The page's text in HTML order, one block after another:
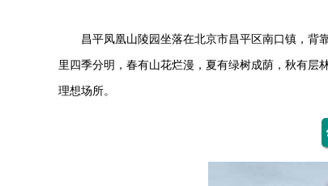
昌平凤凰山陵园坐落在北京市昌平区南口镇，背
里四季分明，春有山花烂漫，夏有绿树成荫，秋有层
理想场所。